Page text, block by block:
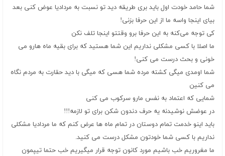
شما حامد خودت اول باید بری طریقه دید تو نسبت به مردادیا عوض کنی بعد
بیای اینجا واسه ما از این حرفا بزنی!
کی توجه می‌کنه به این حرفا برو وقتتو اینجا تلف نکن
ما اصلا با کسی مشکلی نداریم این شما هستید که برای بقیه ماه هارو می
خونی و بحث درست می کنی!
شما اومدی میگی کشته مرده شما هسی که میگی با دید حقارت به مردم نگاه
می کنین
شمایی که اعتماد به نفس مارو سرکوب می کنی
در عوضش نوشیدنه یه حرف دندون شکن برای تو لازمه!!!
باید اینو خدمت تمام دوستان در تمام ماه ها عرض کنم که ما مردادیا مشکلی
نداریم با کسی شما خودتون مشکل درست می کنید.
ما مغروریم خب باشیم مورد کانون توجه قرار میگیریم خب حتما تیپمون